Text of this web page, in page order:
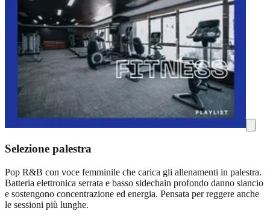
Selezione palestra
Pop R&B con voce femminile che carica gli allenamenti in palestra.
Batteria elettronica serrata e basso sidechain profondo danno slancio
e sostengono concentrazione ed energia. Pensata per reggere anche
le sessioni più lunghe.